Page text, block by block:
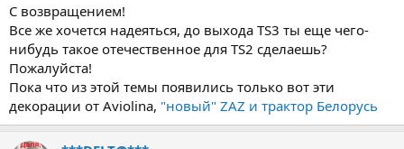
А вы, дорогие товарищи, не ссорьтесь. Ведь нервные клетки не
восстанавливаются, это всем известно. Так зачем растрачивать
их на такие мелочи?...
С возвращением!
Все же хочется надеяться, до выхода TS3 ты еще чего-
нибудь такое отечественное для TS2 сделаешь?
Пожалуйста!
Пока что из этой темы появились только вот эти
декорации от Aviolina, "новый" ZAZ и трактор Белорусь